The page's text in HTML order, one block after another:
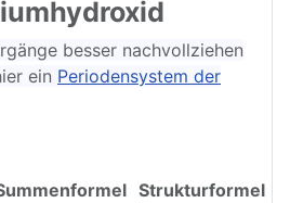
besser nachvollziehen
ein Periodensystem der
Strukturformel